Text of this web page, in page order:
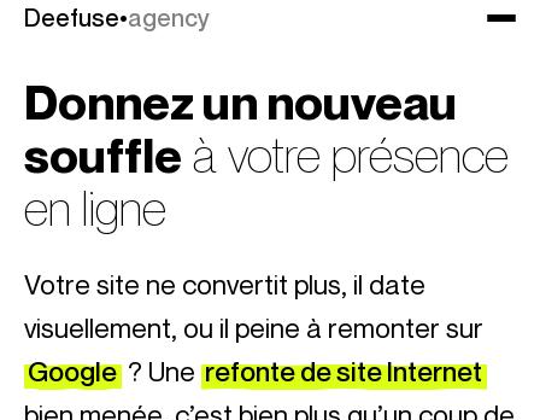
Deefuse•agency
Donnez un nouveau
souffle à votre présence
en ligne
Votre site ne convertit plus, il date
visuellement, ou il peine à remonter sur
Google? Une refonte de site Internet
Deefuse•agency